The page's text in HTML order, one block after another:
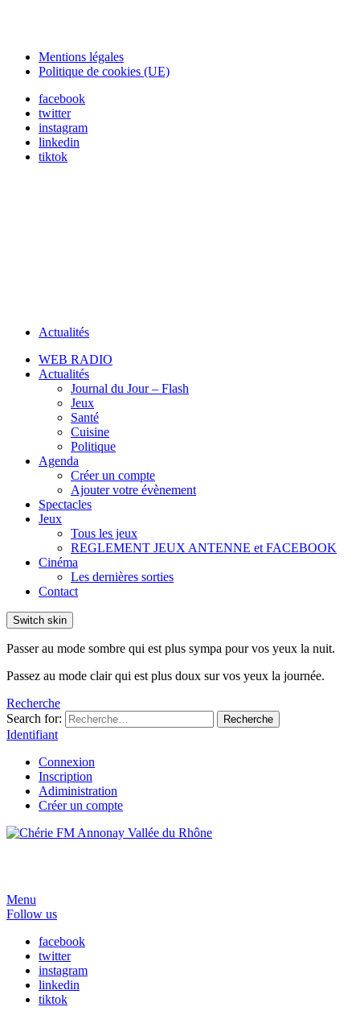
Mentions légales
Politique de cookies (UE)
facebook
twitter
instagram
linkedin
tiktok
Actualités
WEB RADIO
Actualités
Journal du Jour – Flash
Jeux
Santé
Cuisine
Politique
Agenda
Créer un compte
Ajouter votre évènement
Spectacles
Jeux
Tous les jeux
REGLEMENT JEUX ANTENNE et FACEBOOK
Cinéma
Les dernières sorties
Contact
Switch skin
Passer au mode sombre qui est plus sympa pour vos yeux la nuit.
Passez au mode clair qui est plus doux sur vos yeux la journée.
Recherche
Search for:
Recherche
Identifiant
Connexion
Inscription
Adiministration
Créer un compte
Menu
Follow us
facebook
twitter
instagram
linkedin
tiktok